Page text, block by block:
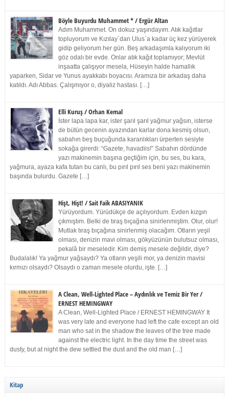
Böyle Buyurdu Muhammet * / Ergür Altan
Adım Muhammet. On dokuz yaşındayım. Atık kağıtlar
topluyorum ve Kızılay`dan Ulus`a kadar üç kez yürüyerek
gidip geliyorum her gün. Beş arkadaşımla kalıyorum iki
göz odalı bir evde. Onlar atık kağıt toplamıyor; Mevlüt
inşaatta çalışıyor mesela, Hüseyin halde hamallık
yaparken, Sidar ve Yunus ayakkabı boyacısı. Aramıza bir arkadaş daha
katıldı. Adı Abbas. Çalışmıyor o, diyaliz hastası. […]
Elli Kuruş / Orhan Kemal
İster lapa lapa kar, ister şarıl şarıl yağmur yağsın, isterse
de bütün gecenin ayazından karlar dona kesmiş olsun,
sabahın beş buçuğunda karanlıkları ürperten sesiyle
sokağa girerdi: “Gazete, havadiis!” Sabahın dördünde
yazı makinemin başına geçtiğim için, bu ses, bu kara,
yağmura, ayaza kafa tutan bu canlı, bu pırıl pırıl ses beni yazı makinemin
başında bulurdu. Gazete […]
Hişt, Hişt! / Sait Faik ABASIYANIK
Yürüyordum. Yürüdükçe de açılıyordum. Evden kızgın
çıkmıştım. Belki de tıraş bıçağına sinirlenmiştim. Olur, olur!
Mutlak tıraş bıçağına sinirlenmiş olacağım. Otların yeşil
olması, denizin mavi olması, gökyüzünün bulutsuz olması,
pekalâ bir meseledir. Kim demiş mesele değildir, diye?
Budalalık! Ya yağmur yağsaydı? Ya otların yeşili mor, ya denizin mavisi
kırmızı olsaydı? Olsaydı o zaman mesele olurdu, işte. […]
A Clean, Well-Lighted Place – Aydınlık ve Temiz Bir Yer /
ERNEST HEMINGWAY
A Clean, Well-Lighted Place / ERNEST HEMINGWAY It
was very late and everyone had left the cafe except an old
man who sat in the shadow the leaves of the tree made
against the electric light. In the day time the street was
dusty, but at night the dew settled the dust and the old man […]
Kitap